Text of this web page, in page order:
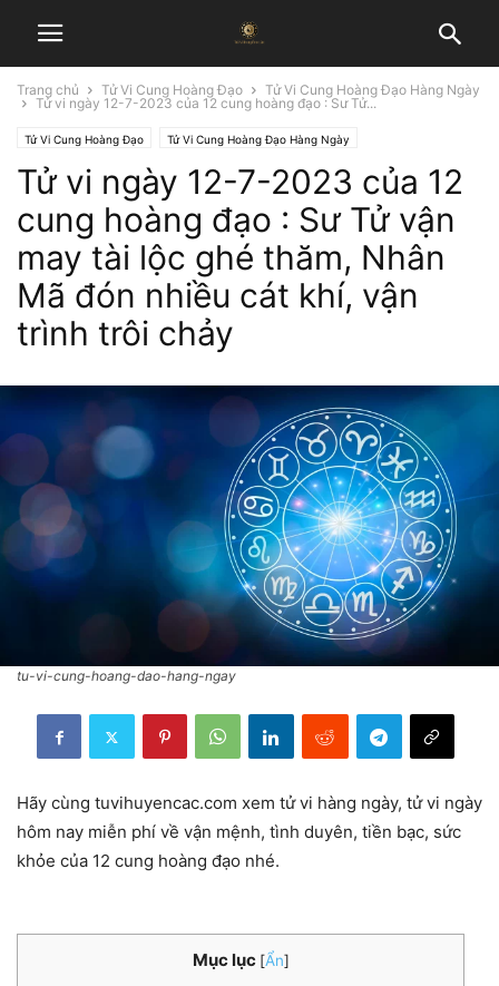
Trang chủ Tử Vi Cung Hoàng Đạo
Tử Vi Cung Hoàng Đạo Hàng Ngày
Tử vi ngày 12-7-2023 của 12 cung hoàng đạo : Sư Tử...
Tử Vi Cung Hoàng Đạo Tử Vi Cung Hoàng Đạo Hàng Ngày
Tử vi ngày 12-7-2023 của 12
cung hoàng đạo : Sư Tử vận
may tài lộc ghé thăm, Nhân
Mã đón nhiều cát khí, vận
trình trôi chảy
tu-vi-cung-hoang-dao-hang-ngay
Hãy cùng tuvihuyencac.com xem tử vi hàng ngày, tử vi ngày
hôm nay miễn phí về vận mệnh, tình duyên, tiền bạc, sức
khỏe của 12 cung hoàng đạo nhé.
Mục lục [Ẩn]